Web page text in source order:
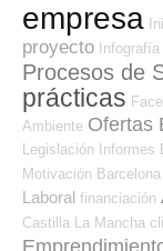
empresa
proyecto Infografía
Procesos de
prácticas
Ambiente Ofertas
Legislación Informes
Motivación Barcelona
Laboral financiación
Castilla La Mancha